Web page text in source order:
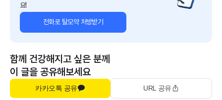
요!
전화로 탈모약 처방받기
함께 건강해지고 싶은 분께
이 글을 공유해보세요
카카오톡 공유 URL 공유